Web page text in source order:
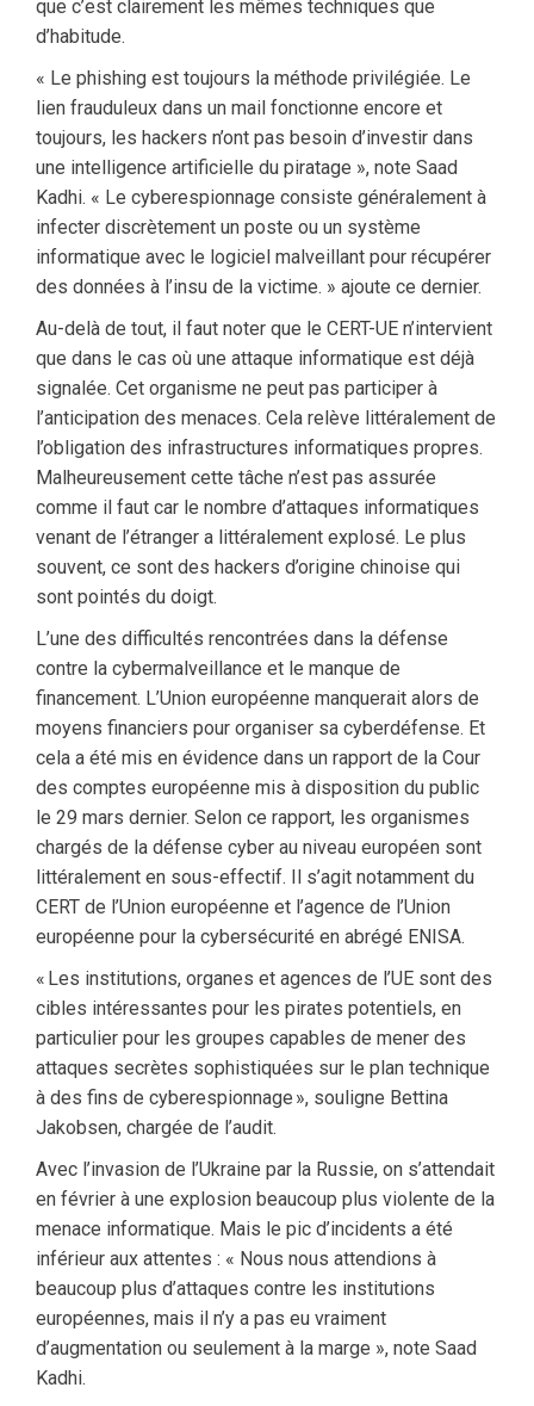
que c’est clairement les mêmes techniques que
d’habitude.
« Le phishing est toujours la méthode privilégiée. Le
lien frauduleux dans un mail fonctionne encore et
toujours, les hackers n’ont pas besoin d’investir dans
une intelligence artificielle du piratage », note Saad
Kadhi. « Le cyberespionnage consiste généralement à
infecter discrètement un poste ou un système
informatique avec le logiciel malveillant pour récupérer
des données à l’insu de la victime. » ajoute ce dernier.
Au-delà de tout, il faut noter que le CERT-UE n’intervient
que dans le cas où une attaque informatique est déjà
signalée. Cet organisme ne peut pas participer à
l’anticipation des menaces. Cela relève littéralement de
l’obligation des infrastructures informatiques propres.
Malheureusement cette tâche n’est pas assurée
comme il faut car le nombre d’attaques informatiques
venant de l’étranger a littéralement explosé. Le plus
souvent, ce sont des hackers d’origine chinoise qui
sont pointés du doigt.
L’une des difficultés rencontrées dans la défense
contre la cybermalveillance et le manque de
financement. L’Union européenne manquerait alors de
moyens financiers pour organiser sa cyberdéfense. Et
cela a été mis en évidence dans un rapport de la Cour
des comptes européenne mis à disposition du public
le 29 mars dernier. Selon ce rapport, les organismes
chargés de la défense cyber au niveau européen sont
littéralement en sous-effectif. Il s’agit notamment du
CERT de l’Union européenne et l’agence de l’Union
européenne pour la cybersécurité en abrégé ENISA.
« Les institutions, organes et agences de l’UE sont des
cibles intéressantes pour les pirates potentiels, en
particulier pour les groupes capables de mener des
attaques secrètes sophistiquées sur le plan technique
à des fins de cyberespionnage », souligne Bettina
Jakobsen, chargée de l’audit.
Avec l’invasion de l’Ukraine par la Russie, on s’attendait
en février à une explosion beaucoup plus violente de la
menace informatique. Mais le pic d’incidents a été
inférieur aux attentes : « Nous nous attendions à
beaucoup plus d’attaques contre les institutions
européennes, mais il n’y a pas eu vraiment
d’augmentation ou seulement à la marge », note Saad
Kadhi.